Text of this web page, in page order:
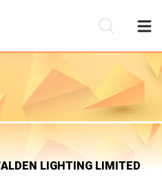
LIGHTING LIMITED